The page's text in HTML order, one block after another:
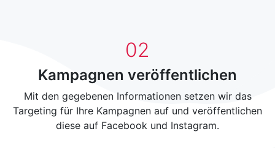
02
Kampagnen veröffentlichen
Mit den gegebenen Informationen setzen wir das
Targeting für Ihre Kampagnen auf und veröffentlichen
diese auf Facebook und Instagram.